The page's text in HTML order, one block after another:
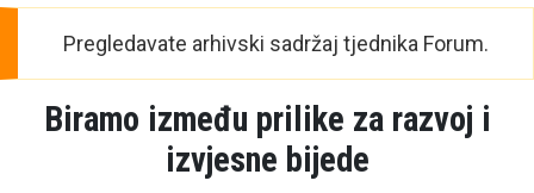
Pregledavate arhivski sadržaj tjednika Forum.
Biramo između prilike za razvoj i
izvjesne bijede